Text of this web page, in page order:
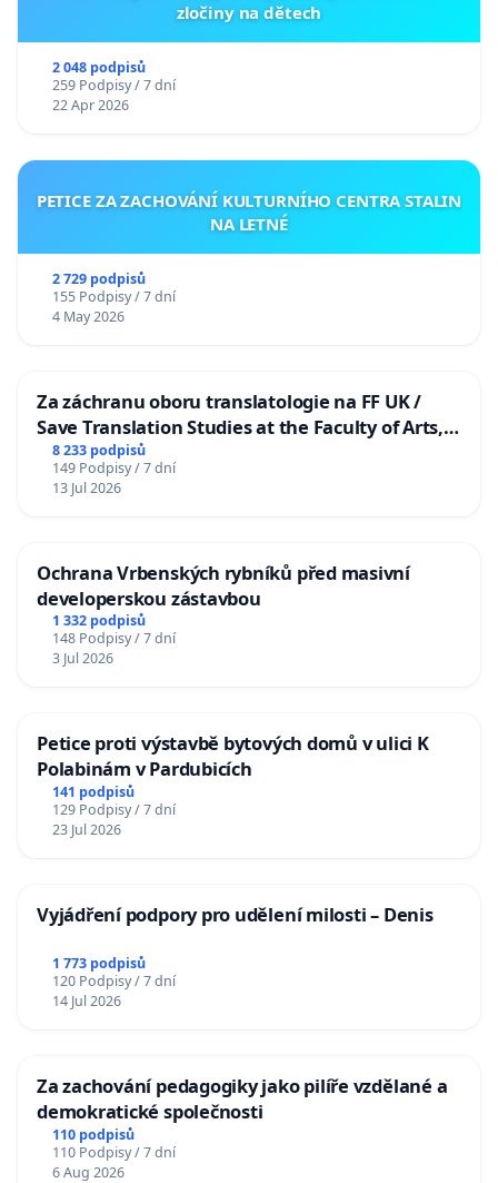
zločiny na dětech
2 048 podpisů
259 Podpisy / 7 dní
22 Apr 2026
PETICE ZA ZACHOVÁNÍ KULTURNÍHO CENTRA STALIN
NA LETNÉ
2 729 podpisů
155 Podpisy / 7 dní
4 May 2026
Za záchranu oboru translatologie na FF UK /
Save Translation Studies at the Faculty of Arts,
Charles University
8 233 podpisů
149 Podpisy / 7 dní
13 Jul 2026
Ochrana Vrbenských rybníků před masivní
developerskou zástavbou
1 332 podpisů
148 Podpisy / 7 dní
3 Jul 2026
Petice proti výstavbě bytových domů v ulici K
Polabinám v Pardubicích
141 podpisů
129 Podpisy / 7 dní
23 Jul 2026
Vyjádření podpory pro udělení milosti – Denis
1 773 podpisů
120 Podpisy / 7 dní
14 Jul 2026
Za zachování pedagogiky jako pilíře vzdělané a
demokratické společnosti
110 podpisů
110 Podpisy / 7 dní
6 Aug 2026